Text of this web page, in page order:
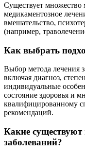
Существует множество
медикаментозное
вмешательство,
(например,
Как выбрать
Выбор метода лечения
включая диагноз,
индивидуальные
состояние здоровья и
квалифицированному
рекомендаций.
Какие
заболеваний?